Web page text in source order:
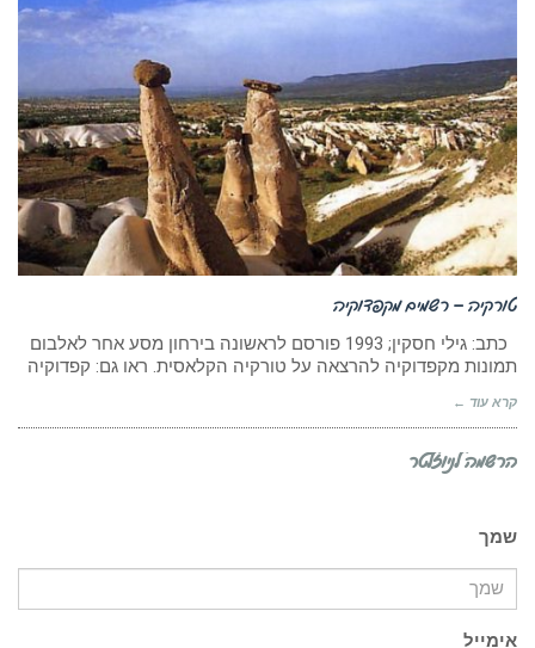
טורקיה – רשמים מקפדוקיה
כתב: גילי חסקין; 1993 פורסם לראשונה בירחון מסע אחר לאלבום
תמונות מקפדוקיה להרצאה על טורקיה הקלאסית. ראו גם: קפדוקיה
קרא עוד ←
הרשמה לניוזלטר
שמך
אימייל